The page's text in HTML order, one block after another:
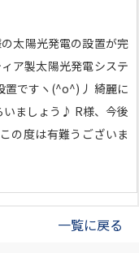
太陽光発電の設置が完
ア製太陽光発電システ
置ですヽ(^o^)丿 綺麗に
いましょう♪ R様、今後
の度は有難うございま
一覧に戻る